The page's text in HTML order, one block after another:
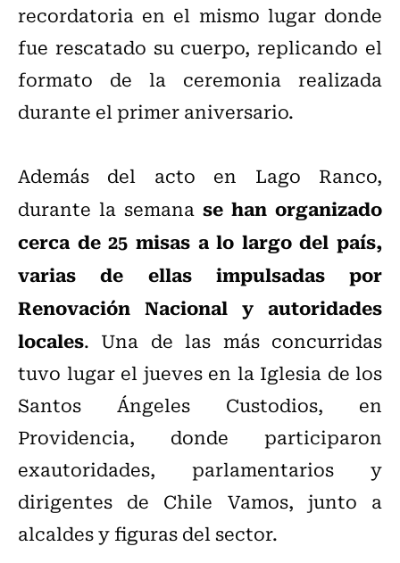
recordatoria en el mismo lugar donde
fue rescatado su cuerpo, replicando el
formato de la ceremonia realizada
durante el primer aniversario.
Además del acto en Lago Ranco,
durante la semana se han organizado
cerca de 25 misas a lo largo del país,
varias de ellas impulsadas por
Renovación Nacional y autoridades
locales. Una de las más concurridas
tuvo lugar el jueves en la Iglesia de los
Santos Ángeles Custodios, en
Providencia, donde participaron
exautoridades, parlamentarios y
dirigentes de Chile Vamos, junto a
alcaldes y figuras del sector.